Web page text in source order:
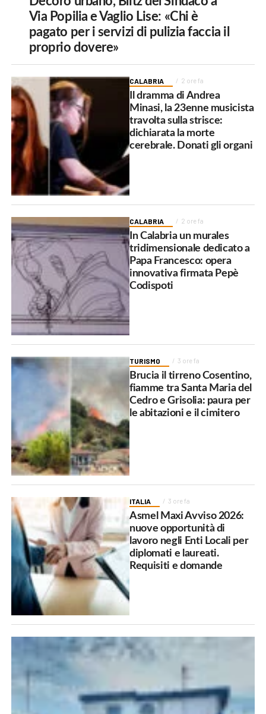
Via Popilia e Vaglio Lise: «Chi è
pagato per i servizi di pulizia faccia il
proprio dovere»
CALABRIA 2 ore fa
Il dramma di Andrea
Minasi, la 23enne musicista
travolta sulla strisce:
dichiarata la morte
cerebrale. Donati gli organi
CALABRIA 2 ore fa
In Calabria un murales
tridimensionale dedicato a
Papa Francesco: opera
innovativa firmata Pepè
Codispoti
TURISMO 3 ore fa
Brucia il tirreno Cosentino,
fiamme tra Santa Maria del
Cedro e Grisolia: paura per
le abitazioni e il cimitero
ITALIA 3 ore fa
Asmel Maxi Avviso 2026:
nuove opportunità di
lavoro negli Enti Locali per
diplomati e laureati.
Requisiti e domande